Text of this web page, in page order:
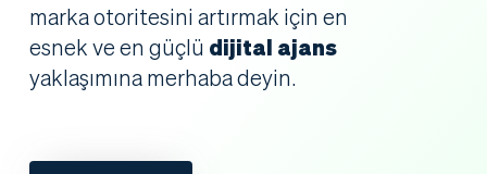
marka otoritesini artırmak için en
esnek ve en güçlü
dijital ajans
yaklaşımına merhaba deyin.